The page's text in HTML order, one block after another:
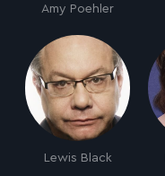
Amy Poehler
Lewis Black